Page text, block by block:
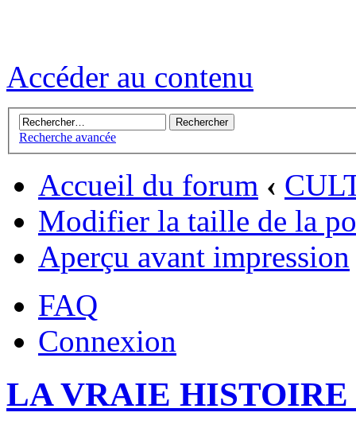
Accéder au contenu
Recherche avancée
Accueil du forum ‹
Modifier la taille de la
Aperçu avant impression
FAQ
Connexion
LA VRAIE HISTOIRE